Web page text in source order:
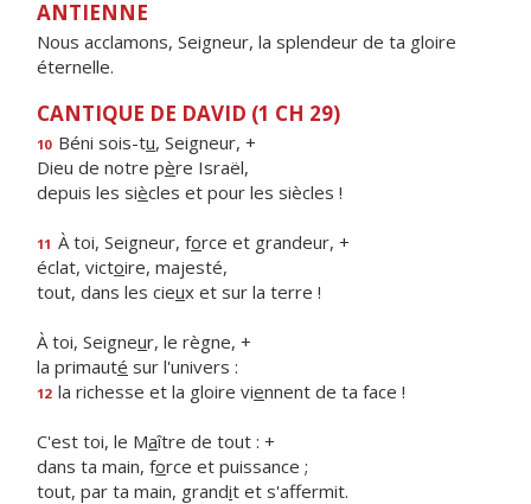
ANTIENNE
Nous acclamons, Seigneur, la splendeur de ta gloire
éternelle.
CANTIQUE DE DAVID (1 CH 29)
10 Béni sois-tu, Seigneur, +
Dieu de notre père Israël,
depuis les siècles et pour les siècles !
11 À toi, Seigneur, force et grandeur, +
éclat, victoire, majesté,
tout, dans les cieux et sur la terre !
À toi, Seigneur, le règne, +
la primauté sur l'univers :
12 la richesse et la gloire viennent de ta face !
C'est toi, le Maître de tout : +
dans ta main, force et puissance ;
tout, par ta main, grandit et s'affermit.